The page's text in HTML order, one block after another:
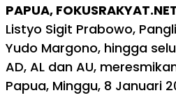
PAPUA,
Listyo Sigit Prabowo,
Yudo Margono, hingga
AD, AL dan AU,
Papua, Minggu, 8 Januari